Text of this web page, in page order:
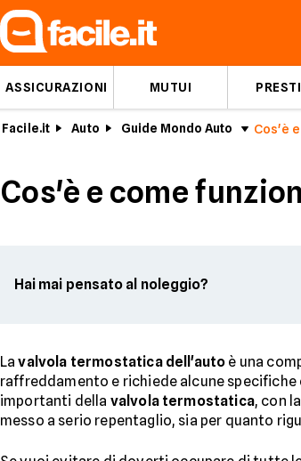
ASSICURAZIONI MUTUI
Facile.it Auto Guide Mondo Auto
Cos'è e come
Hai mai pensato al noleggio?
Lavalvola termostatica dell'auto è una
raffreddamento e richiede alcune
importanti della valvola termostatica, con
messo a serio repentaglio, sia per quanto